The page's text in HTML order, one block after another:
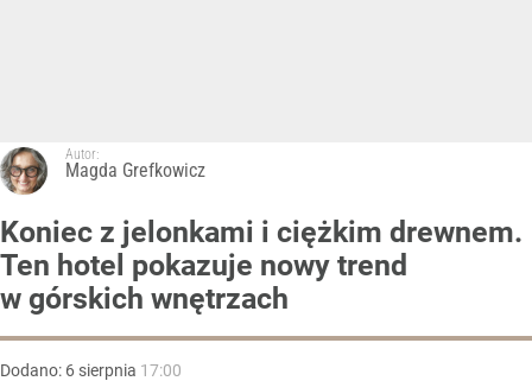
Autor:
Magda Grefkowicz
Koniec z jelonkami i ciężkim drewnem.
Ten hotel pokazuje nowy trend
w górskich wnętrzach
Dodano: 6 sierpnia 17:00